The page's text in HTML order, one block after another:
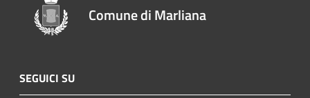
Comune di Marliana
SEGUICI SU